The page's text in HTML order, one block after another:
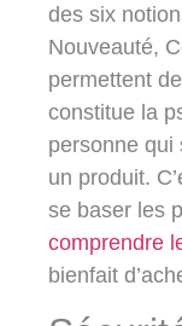
des six
Nouveauté,
permettent
constitue la
personne qui
un produit.
se baser les
comprendre
bienfait